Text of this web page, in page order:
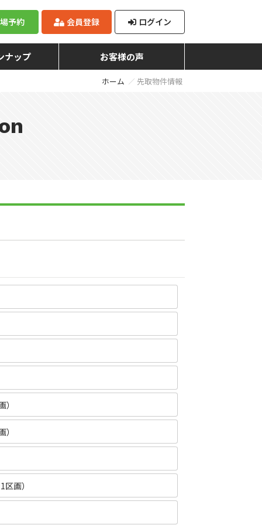
予約 会員登録 ログイン
ナップ お客様の声
ホーム 先取物件情報
画）